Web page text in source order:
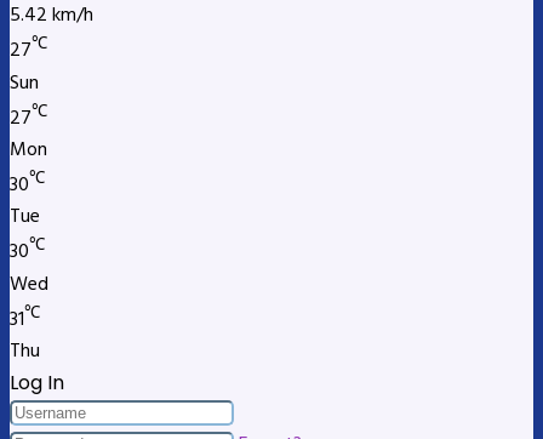
5.42 km/h
27℃
Sun
27℃
Mon
30℃
Tue
30℃
Wed
31℃
Thu
Log In